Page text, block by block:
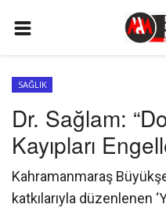
GÜNDEM
SİYASET
EKONOMİ
EĞİTİM
SAĞLIK
Dr. Sağlam:
Kayıpları
Kahramanmaraş
katkılarıyla düzenlenen